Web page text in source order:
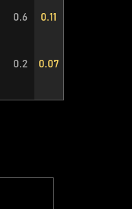
0.6 0.11
0.2 0.07